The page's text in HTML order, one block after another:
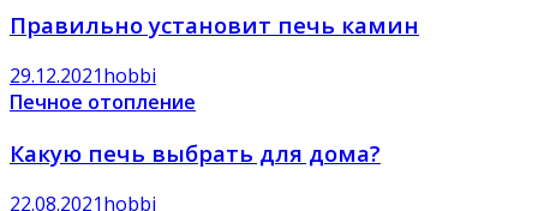
Правильно установит печь камин
29.12.2021hobbi
Печное отопление
Какую печь выбрать для дома?
22.08.2021hobbi